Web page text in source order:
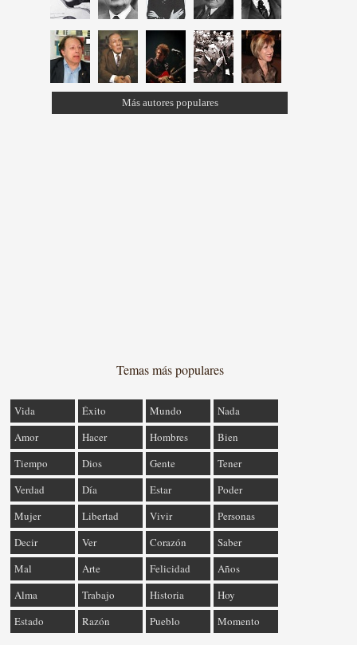
Más autores populares
Temas más populares
Vida Éxito Mundo
Nada
Amor
Hacer Hombres
Bien
Tiempo
Dios Gente
Tener
Verdad
Día Estar
Poder
Mujer
Libertad Vivir
Personas
Decir
Ver Corazón
Saber
Mal
Arte Felicidad
Años
Alma
Trabajo Historia
Hoy
Estado
Razón Pueblo Momento